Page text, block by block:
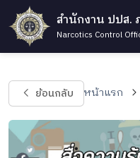
สำนักงาน ปปส.
Narcotics Control
ย้อนกลับ หน้าแรก